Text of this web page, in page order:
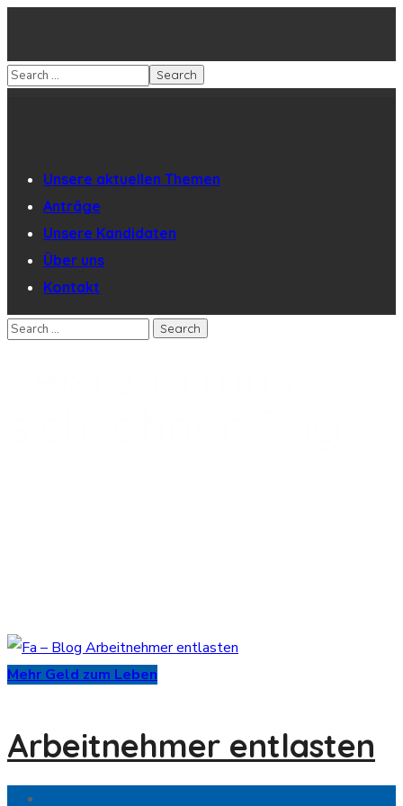
Unsere aktuellen Themen
Anträge
Unsere Kandidaten
Über uns
Kontakt
Mehr Geld zum Leben
Arbeitnehmer entlasten